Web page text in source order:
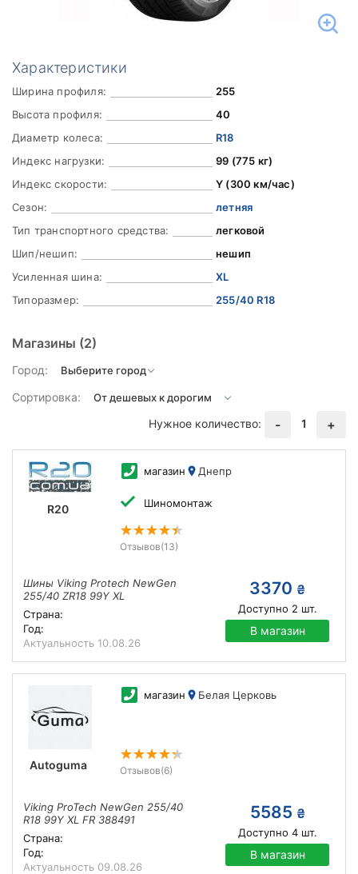
Характеристики
Ширина профиля:
255
Высота профиля:
40
Диаметр колеса:
R18
Индекс нагрузки:
99 (775 кг)
Индекс скорости:
Y (300 км/час)
Сезон:
летняя
Тип транспортного средства:
легковой
Шип/нешип:
нешип
Усиленная шина:
XL
Типоразмер:
255/40 R18
Магазины (2)
Город:
Сортировка:
Нужное количество:
- 1 +
R20
магазин Днепр
Шиномонтаж
Отзывов(13)
Шины Viking Protech NewGen
255/40 ZR18 99Y XL
Страна:
Год:
Актуальность 10.08.26
3370 ₴
Доступно 2 шт.
В магазин
Autoguma
магазин Белая Церковь
Отзывов(6)
Viking ProTech NewGen 255/40
R18 99Y XL FR 388491
Страна:
Год:
Актуальность 09.08.26
5585 ₴
Доступно 4шт.
В магазин